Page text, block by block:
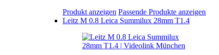
Produkt anzeigen Passende Produkte anzeigen
Leitz M 0.8 Leica Summilux 28mm T1.4